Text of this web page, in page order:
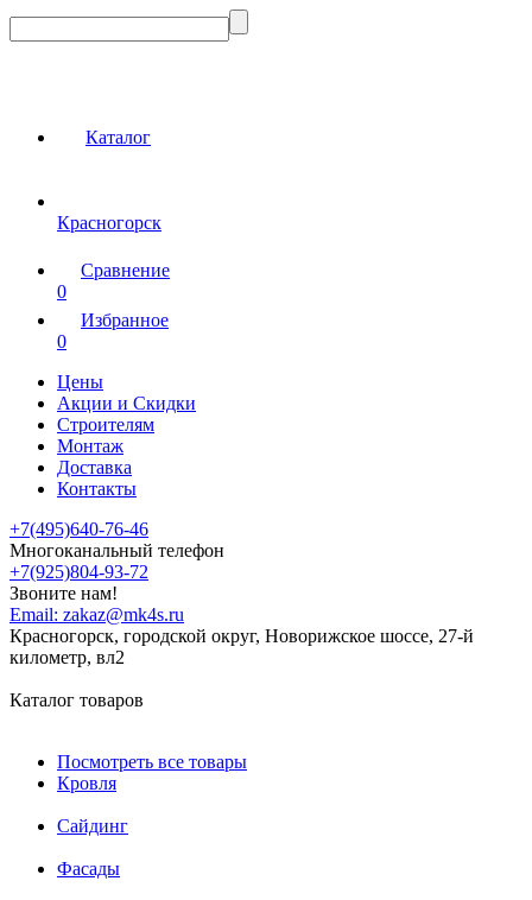
Каталог
Красногорск
Сравнение
0
Избранное
0
Цены
Акции и Скидки
Строителям
Монтаж
Доставка
Контакты
+7(495)640-76-46
Многоканальный телефон
+7(925)804-93-72
Звоните нам!
Email: zakaz@mk4s.ru
Красногорск, городской округ, Новорижское шоссе, 27-й
километр, вл2
Каталог товаров
Посмотреть все товары
Кровля
Сайдинг
Фасады